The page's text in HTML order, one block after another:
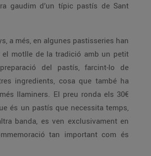
gaudim d’un típic pastís de Sant
a més, en algunes pastisseries han
el motlle de la tradició amb un petit
del pastís, farcint-lo de
ingredients, cosa que també ha
llaminers. El preu ronda els 30€
és un pastís que necessita temps,
banda, es ven exclusivament en
tan important com és